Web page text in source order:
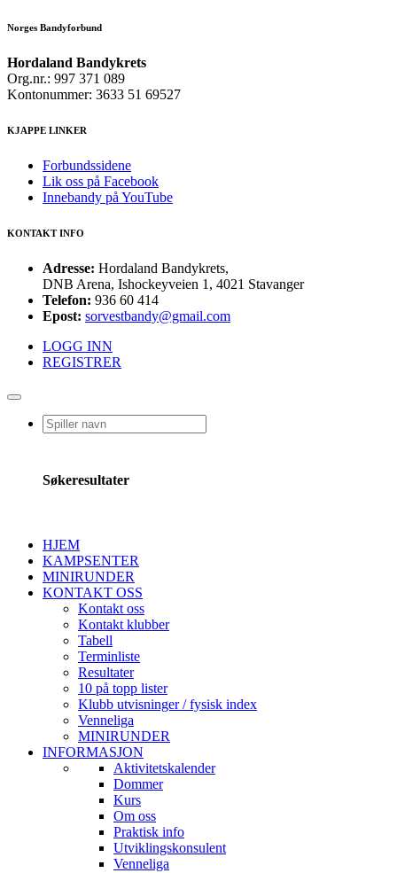
Norges Bandyforbund
Hordaland Bandykrets
Org.nr.: 997 371 089
Kontonummer: 3633 51 69527
KJAPPE LINKER
Forbundssidene
Lik oss på Facebook
Innebandy på YouTube
KONTAKT INFO
Adresse: Hordaland Bandykrets,
DNB Arena, Ishockeyveien 1, 4021 Stavanger
Telefon: 936 60 414
Epost: sorvestbandy@gmail.com
LOGG INN
REGISTRER
Søkeresultater
HJEM
KAMPSENTER
MINIRUNDER
KONTAKT OSS
Kontakt oss
Kontakt klubber
Tabell
Terminliste
Resultater
10 på topp lister
Klubb utvisninger / fysisk index
Venneliga
MINIRUNDER
INFORMASJON
Aktivitetskalender
Dommer
Kurs
Om oss
Praktisk info
Utviklingskonsulent
Venneliga